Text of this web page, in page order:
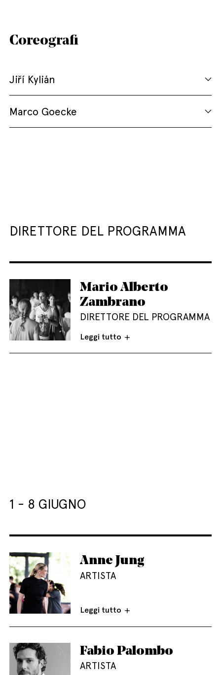
Coreografi
Jiří Kylián
Marco Goecke
DIRETTORE DEL PROGRAMMA
Mario Alberto
Zambrano
DIRETTORE DEL PROGRAMMA
Leggi tutto
1 - 8 GIUGNO
Anne Jung
ARTISTA
Leggi tutto
Fabio Palombo
ARTISTA